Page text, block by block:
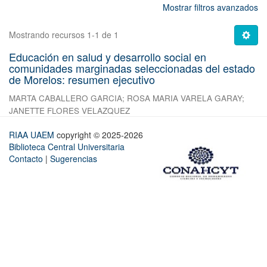
Mostrar filtros avanzados
Mostrando recursos 1-1 de 1
Educación en salud y desarrollo social en
comunidades marginadas seleccionadas del estado
de Morelos: resumen ejecutivo
MARTA CABALLERO GARCIA; ROSA MARIA VARELA GARAY;
JANETTE FLORES VELAZQUEZ
RIAA UAEM copyright © 2025-2026
Biblioteca Central Universitaria
Contacto | Sugerencias